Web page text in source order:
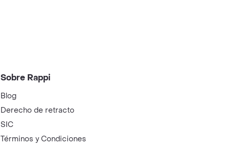
Sobre Rappi
Blog
Derecho de retracto
SIC
Términos y Condiciones